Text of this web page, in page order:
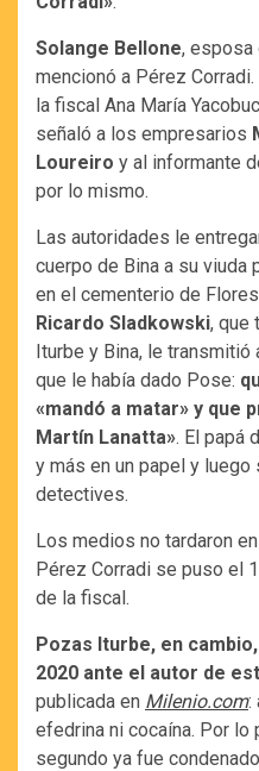
Solange Bellone, esposa
mencionó a Pérez
la fiscal Ana María
señaló a los empresarios
Loureiro y al informante
por lo mismo.
Las autoridades le
cuerpo de Bina a su viuda
en el cementerio de
Ricardo Sladkowski, que
Iturbe y Bina, le transmitió
que le había dado Pose:
«mandó a matar» y que
Martín Lanatta». El papá
y más en un papel y
detectives.
Los medios no tardaron
Pérez Corradi se puso el
de la fiscal.
Pozas Iturbe, en
2020 ante el autor de
publicada en Milenio.com:
efedrina ni cocaína. Por lo
segundo ya fue